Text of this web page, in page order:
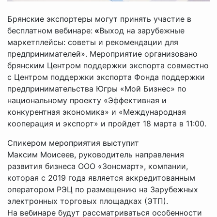
Брянские экспортеры могут принять участие в
бесплатном вебинаре: «Выход на зарубежные
маркетплейсы: советы и рекомендации для
предпринимателей». Мероприятие организовано
брянским Центром поддержки экспорта совместно
с Центром поддержки экспорта Фонда поддержки
предпринимательства Югры «Мой Бизнес» по
национальному проекту «Эффективная и
конкурентная экономика» и «Международная
кооперация и экспорт» и пройдет 18 марта в 11:00.
Спикером мероприятия выступит
Максим Моисеев, руководитель направления
развития бизнеса ООО «Зонсмарт», компании,
которая с 2019 года является аккредитованным
оператором РЭЦ по размещению на Зарубежных
электронных торговых площадках (ЭТП).
На вебинаре будут рассматриваться особенности